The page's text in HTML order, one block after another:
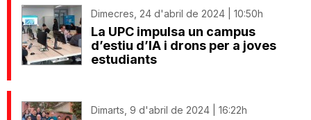
Dimecres, 24 d'abril de 2024 | 10:50h
La UPC impulsa un campus
d’estiu d’IA i drons per a joves
estudiants
Dimarts, 9 d'abril de 2024 | 16:22h